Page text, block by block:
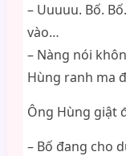
– Uuuuu. Bố.
vào…
– Nàng nói
Hùng ranh ma
Ông Hùng giật
– Bố đang cho